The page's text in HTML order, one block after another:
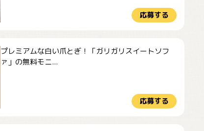
応募する
プレミアムな白い爪とぎ！「ガリガリスイートソフ
ァ」の無料モニ...
応募する